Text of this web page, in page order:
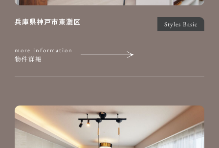
兵庫県神戸市東灘区 Styles Basic
more information
物件詳細